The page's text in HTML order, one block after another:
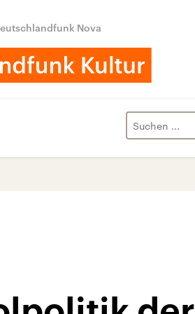
Nova